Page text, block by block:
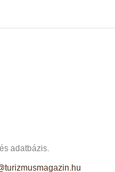
adatbázis.